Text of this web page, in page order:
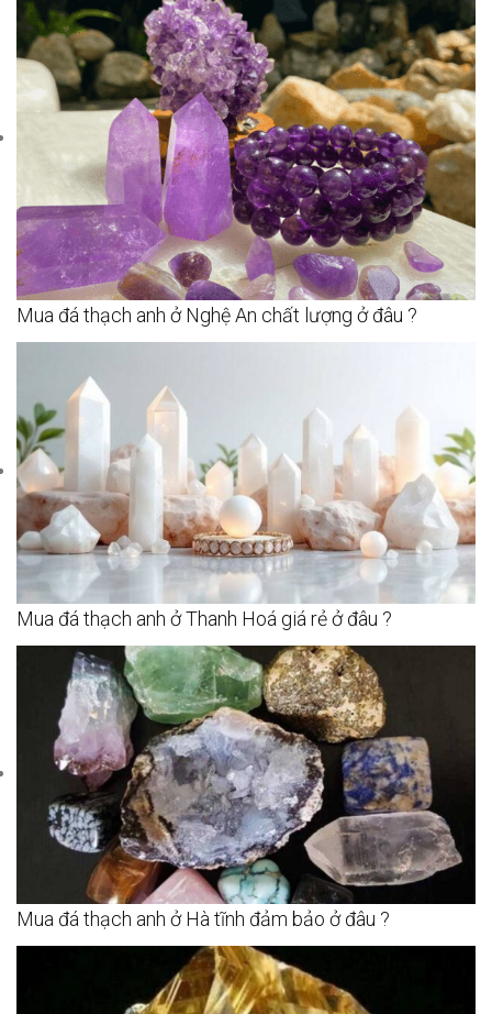
Mua đá thạch anh ở Nghệ An chất lượng ở đâu ?
Mua đá thạch anh ở Thanh Hoá giá rẻ ở đâu ?
Mua đá thạch anh ở Hà tĩnh đảm bảo ở đâu ?